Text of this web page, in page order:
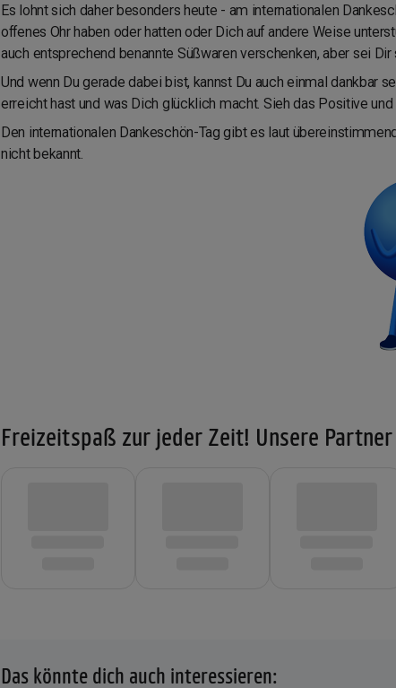
Es lohnt sich daher besonders heute - am internationalen
offenes Ohr haben oder hatten oder Dich auf andere Weise
auch entsprechend benannte Süßwaren verschenken, aber sei
Und wenn Du gerade dabei bist, kannst Du auch einmal dankbar
erreicht hast und was Dich glücklich macht. Sieh das Positive
Den internationalen Dankeschön-Tag gibt es laut
nicht bekannt.
Freizeitspaß zur jeder Zeit! Unsere
Das könnte dich auch interessieren: